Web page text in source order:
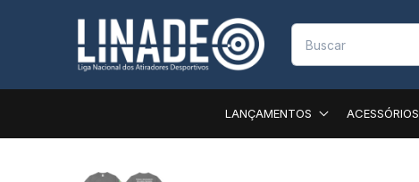
LANÇAMENTOS ACESSÓRIOS